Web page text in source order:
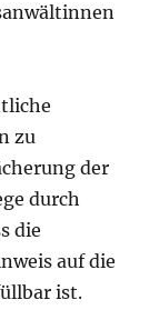
zu
der
durch
die
auf die
ist.